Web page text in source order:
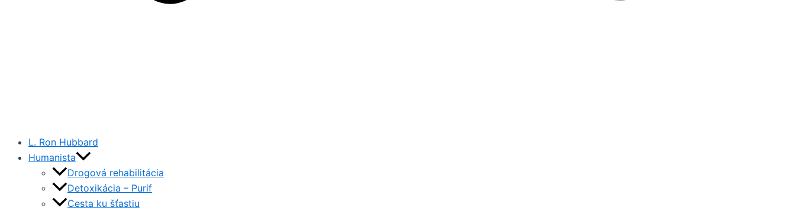
L. Ron Hubbard
Humanista
Drogová rehabilitácia
Detoxikácia – Purif
Cesta ku šťastiu